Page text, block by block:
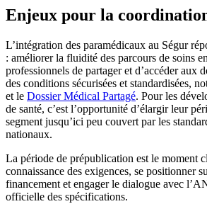
Enjeux pour la
L’intégration des paramédicaux au Ségur
: améliorer la fluidité des parcours de soins
professionnels de partager et d’accéder aux
des conditions sécurisées et standardisées,
et le Dossier Médical Partagé. Pour les
de santé, c’est l’opportunité d’élargir leur
segment jusqu’ici peu couvert par les
nationaux.
La période de prépublication est le moment
connaissance des exigences, se positionner
financement et engager le dialogue avec
officielle des spécifications.